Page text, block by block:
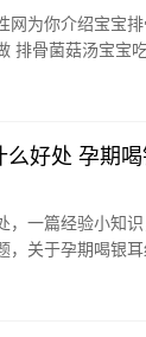
网为你介绍宝宝
排骨菌菇汤宝宝
好处 孕期
，一篇经验小知
，关于孕期喝银